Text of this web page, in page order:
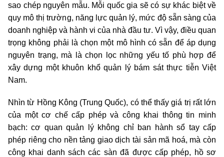
sao chép nguyên mẫu. Mỗi quốc gia sẽ có sự khác biệt về
quy mô thị trường, năng lực quản lý, mức độ sẵn sàng của
doanh nghiệp và hành vi của nhà đầu tư. Vì vậy, điều quan
trọng không phải là chọn một mô hình có sẵn để áp dụng
nguyên trạng, mà là chọn lọc những yếu tố phù hợp để
xây dựng một khuôn khổ quản lý bám sát thực tiễn Việt
Nam.
Nhìn từ Hồng Kông (Trung Quốc), có thể thấy giá trị rất lớn
của một cơ chế cấp phép và công khai thông tin minh
bạch: cơ quan quản lý không chỉ ban hành sổ tay cấp
phép riêng cho nền tảng giao dịch tài sản mã hoá, mà còn
công khai danh sách các sàn đã được cấp phép, hồ sơ